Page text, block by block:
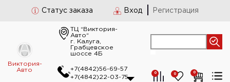
Статус заказа Вход Регистрация
Виктория-
Авто
ТЦ “Виктория-
Авто“
г. Калуга,
Грабцевское
шоссе 4Б
+7(4842)56-69-57
+7(4842)22-03-75
0 0 0